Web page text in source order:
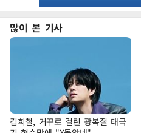
많이 본 기사
김희철, 거꾸로 걸린 광복절 태극